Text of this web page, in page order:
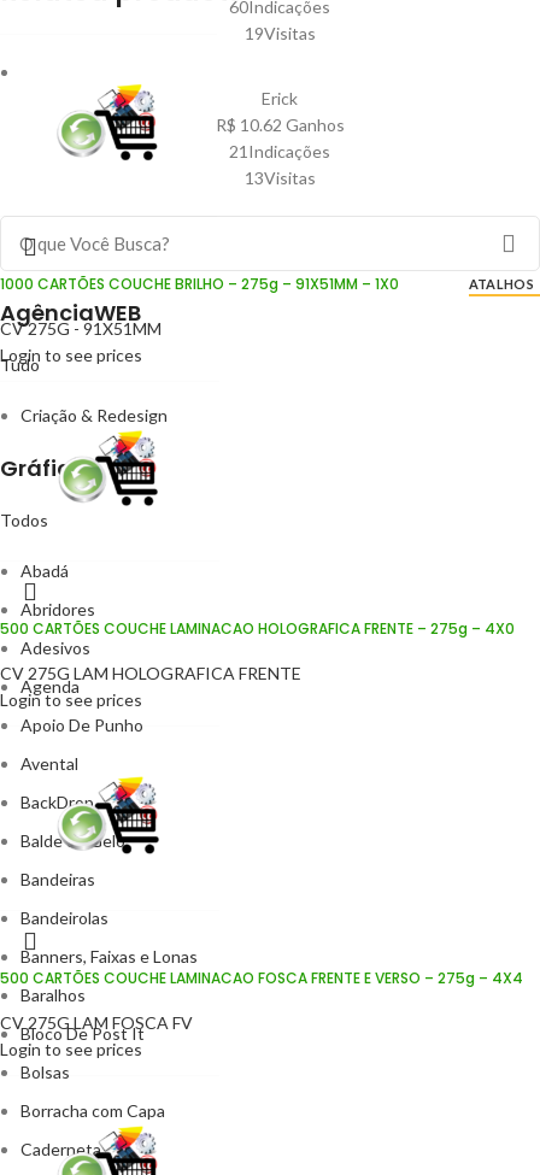
60Indicações
19Visitas
Erick
R$ 10.62 Ganhos
21Indicações
13Visitas
ATALHOS
AgênciaWEB
Tudo
Criação & Redesign
Gráfica
Todos
Abadá
Abridores
Adesivos
Agenda
Apoio De Punho
Avental
BackDrop
Balde de Gelo
Bandeiras
Bandeirolas
Banners, Faixas e Lonas
Baralhos
Bloco De Post It
Bolsas
Borracha com Capa
Caderneta
1000 CARTÕES COUCHE BRILHO – 275g – 91X51MM – 1X0
CV 275G - 91X51MM
Login to see prices
500 CARTÕES COUCHE LAMINACAO HOLOGRAFICA FRENTE – 275g – 4X0
CV 275G LAM HOLOGRAFICA FRENTE
Login to see prices
500 CARTÕES COUCHE LAMINACAO FOSCA FRENTE E VERSO – 275g – 4X4
CV 275G LAM FOSCA FV
Login to see prices